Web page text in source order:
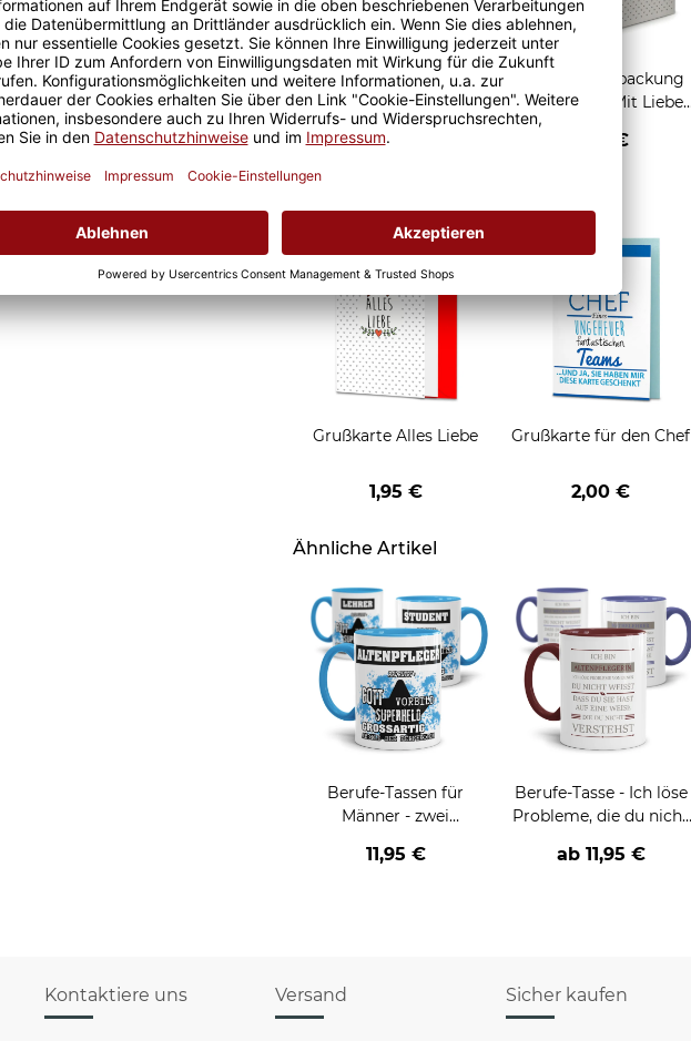
in unserer eigenen
und
an unseren Fototassen
Morgen, oder
gut.
Geschenkverpackung 1
Tasse mit Fenster
2,50 €
Geschenkverpackung
für Tassen - Mit Liebe
2,95 €
Grußkarten zum Verschenken
Grußkarte Alles Liebe
1,95 €
Grußkarte für den Chef
2,00 €
Ähnliche Artikel
Berufe-Tassen für
Männer - zwei
11,95 €
Berufe-Tasse - Ich löse
Probleme, die du nicht
verschiedene Berufe
ab 11,95 €
Kontaktiere uns Versand Sicher kaufen